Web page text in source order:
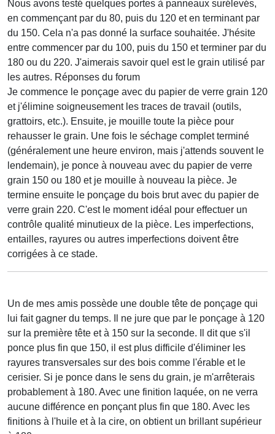
Nous avons testé quelques portes à panneaux surélevés,
en commençant par du 80, puis du 120 et en terminant par
du 150. Cela n'a pas donné la surface souhaitée. J'hésite
entre commencer par du 100, puis du 150 et terminer par du
180 ou du 220. J'aimerais savoir quel est le grain utilisé par
les autres. Réponses du forum
Je commence le ponçage avec du papier de verre grain 120
et j'élimine soigneusement les traces de travail (outils,
grattoirs, etc.). Ensuite, je mouille toute la pièce pour
rehausser le grain. Une fois le séchage complet terminé
(généralement une heure environ, mais j'attends souvent le
lendemain), je ponce à nouveau avec du papier de verre
grain 150 ou 180 et je mouille à nouveau la pièce. Je
termine ensuite le ponçage du bois brut avec du papier de
verre grain 220. C'est le moment idéal pour effectuer un
contrôle qualité minutieux de la pièce. Les imperfections,
entailles, rayures ou autres imperfections doivent être
corrigées à ce stade.
Un de mes amis possède une double tête de ponçage qui
lui fait gagner du temps. Il ne jure que par le ponçage à 120
sur la première tête et à 150 sur la seconde. Il dit que s'il
ponce plus fin que 150, il est plus difficile d'éliminer les
rayures transversales sur des bois comme l'érable et le
cerisier. Si je ponce dans le sens du grain, je m'arrêterais
probablement à 180. Avec une finition laquée, on ne verra
aucune différence en ponçant plus fin que 180. Avec les
finitions à l'huile et à la cire, on obtient un brillant supérieur